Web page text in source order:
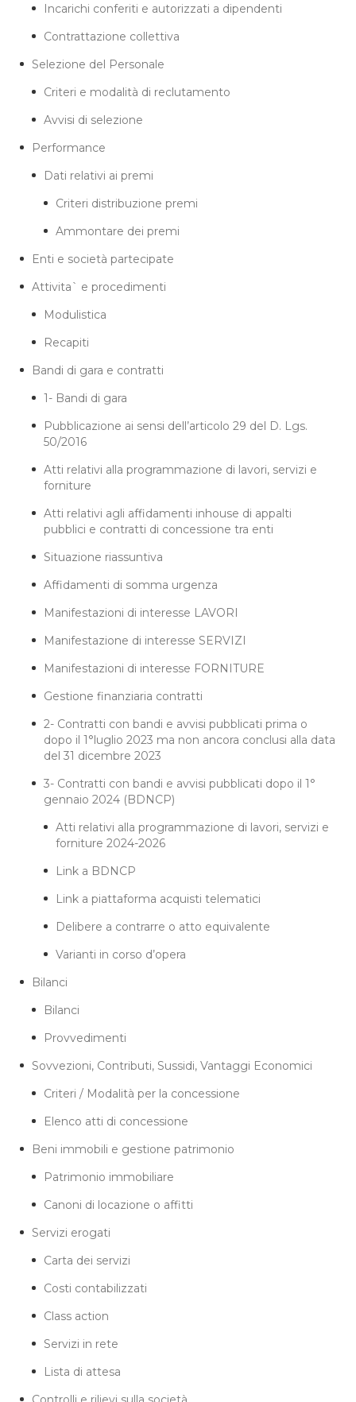
Incarichi conferiti e autorizzati a dipendenti
Contrattazione collettiva
Selezione del Personale
Criteri e modalità di reclutamento
Avvisi di selezione
Performance
Dati relativi ai premi
Criteri distribuzione premi
Ammontare dei premi
Enti e società partecipate
Attivita` e procedimenti
Modulistica
Recapiti
Bandi di gara e contratti
1- Bandi di gara
Pubblicazione ai sensi dell’articolo 29 del D. Lgs.
50/2016
Atti relativi alla programmazione di lavori, servizi e
forniture
Atti relativi agli affidamenti inhouse di appalti
pubblici e contratti di concessione tra enti
Situazione riassuntiva
Affidamenti di somma urgenza
Manifestazioni di interesse LAVORI
Manifestazione di interesse SERVIZI
Manifestazioni di interesse FORNITURE
Gestione finanziaria contratti
2- Contratti con bandi e avvisi pubblicati prima o
dopo il 1°luglio 2023 ma non ancora conclusi alla data
del 31 dicembre 2023
3- Contratti con bandi e avvisi pubblicati dopo il 1°
gennaio 2024 (BDNCP)
Atti relativi alla programmazione di lavori, servizi e
forniture 2024-2026
Link a BDNCP
Link a piattaforma acquisti telematici
Delibere a contrarre o atto equivalente
Varianti in corso d’opera
Bilanci
Bilanci
Provvedimenti
Sovvezioni, Contributi, Sussidi, Vantaggi Economici
Criteri / Modalità per la concessione
Elenco atti di concessione
Beni immobili e gestione patrimonio
Patrimonio immobiliare
Canoni di locazione o affitti
Servizi erogati
Carta dei servizi
Costi contabilizzati
Class action
Servizi in rete
Lista di attesa